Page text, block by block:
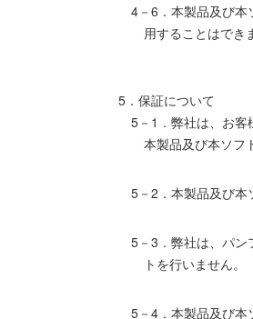
4－6．本製品及び本
用することはでき
5．保証について
5－1．弊社は、お客
本製品及び本ソフ
5－2．本製品及び本
5－3．弊社は、パン
トを行いません。
5－4．本製品及び本